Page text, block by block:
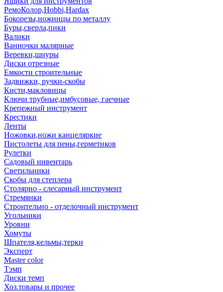
РемоКолор,Hobbi,Hardax
Бокорезы,ножницы по металлу
Буры,сверла,пики
Валики
Ванночки малярные
Веревки,шнуры
Диски отрезные
Емкости строительные
Задвижки, ручки-скобы
Кисти,макловицы
Ключи трубные,имбусовые, гаечные
Крепежный инструмент
Крестики
Ленты
Ножовки,ножи канцеляркие
Пистолеты для пены,герметиков
Рулетки
Садовый инвентарь
Светильники
Скобы для степлера
Столярно - слесарный инструмент
Стремянки
Строительно - отделочный инструмент
Угольники
Уровни
Хомуты
Шпателя,кельмы,терки
Эксперт
Master color
Тэмп
Диски темп
Хоз.товары и прочее